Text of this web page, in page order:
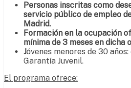
Personas inscritas como
servicio público de empleo
Madrid.
Formación en la ocupación
mínima de 3 meses en dicha
Jóvenes menores de 30
Garantía Juvenil.
El programa ofrece: